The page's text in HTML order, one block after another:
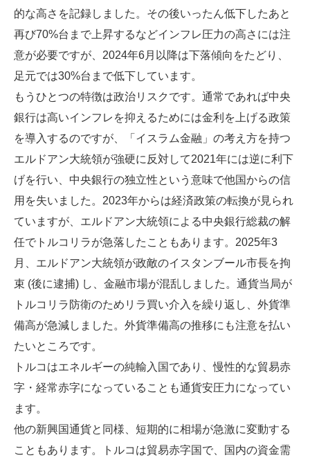
的な高さを記録しました。その後いったん低下したあと
再び70%台まで上昇するなどインフレ圧力の高さには注
意が必要ですが、2024年6月以降は下落傾向をたどり、
足元では30%台まで低下しています。
もうひとつの特徴は政治リスクです。通常であれば中央
銀行は高いインフレを抑えるためには金利を上げる政策
を導入するのですが、「イスラム金融」の考え方を持つ
エルドアン大統領が強硬に反対して2021年には逆に利下
げを行い、中央銀行の独立性という意味で他国からの信
用を失いました。2023年からは経済政策の転換が見られ
ていますが、エルドアン大統領による中央銀行総裁の解
任でトルコリラが急落したこともあります。2025年3
月、エルドアン大統領が政敵のイスタンブール市長を拘
束 (後に逮捕) し、金融市場が混乱しました。通貨当局が
トルコリラ防衛のためリラ買い介入を繰り返し、外貨準
備高が急減しました。外貨準備高の推移にも注意を払い
たいところです。
トルコはエネルギーの純輸入国であり、慢性的な貿易赤
字・経常赤字になっていることも通貨安圧力になってい
ます。
他の新興国通貨と同様、短期的に相場が急激に変動する
こともあります。トルコは貿易赤字国で、国内の資金需